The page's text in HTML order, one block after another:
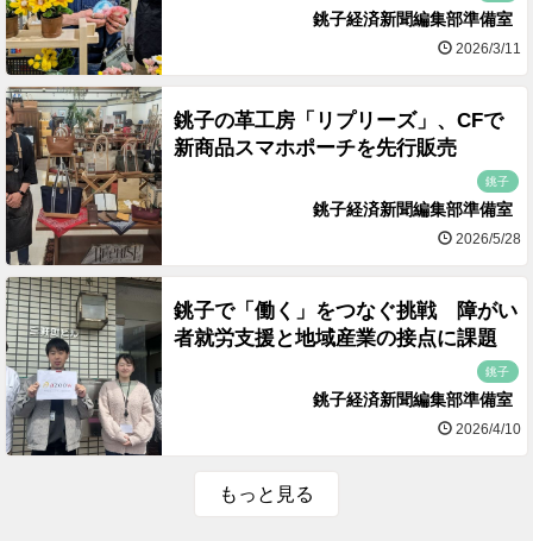
銚子経済新聞編集部準備室
2026/3/11
銚子の革工房「リプリーズ」、CFで
新商品スマホポーチを先行販売
銚子
銚子経済新聞編集部準備室
2026/5/28
銚子で「働く」をつなぐ挑戦 障がい
者就労支援と地域産業の接点に課題
銚子
銚子経済新聞編集部準備室
2026/4/10
もっと見る